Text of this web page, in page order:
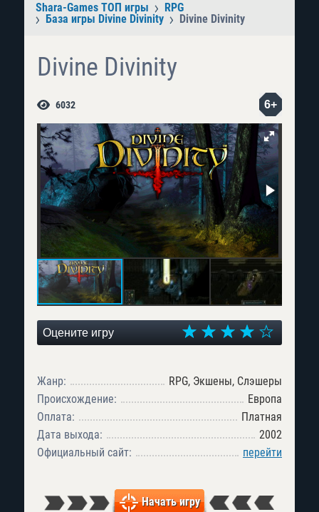
Shara-Games ТОП игры
RPG
База игры Divine Divinity
Divine Divinity
Divine Divinity
6032 6+
Оцените игру
Жанр:
RPG, Экшены, Слэшеры
Происхождение:
Европа
Оплата:
Платная
Дата выхода:
2002
Официальный сайт:
перейти
Начать игру